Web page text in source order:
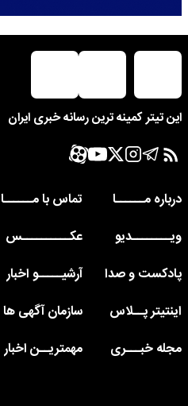
این تیتر کمینه ترین رسانه خبری ایران
درباره مــــــا
تماس با مــــــا
ویــــــــدیو
عکــــــــــس
پادکست و صدا
آرشیـــــو اخبار
اینتیتر پــلاس
سازمان آگهی ها
مجله خبـــری
مهمتریــن اخبار